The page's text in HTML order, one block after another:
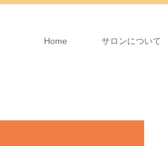
Home サロンについて